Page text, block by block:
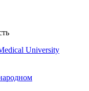
University